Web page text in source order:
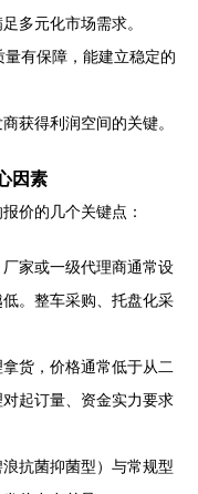
多元化市场需求。
量有保障，能建立稳定的
获得利润空间的关键。
因素
价的几个关键点：
家或一级代理商通常设
。整车采购、托盘化采
货，价格通常低于从二
起订量、资金实力要求
抗菌抑菌型）与常规型